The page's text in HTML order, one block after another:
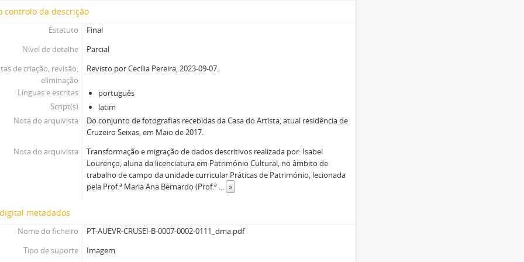
controlo da descrição
Estatuto
Final
Nível de detalhe
Parcial
de criação, revisão,
eliminação
Revisto por Cecília Pereira, 2023-09-07.
Línguas e escritas
português
Script(s)
latim
Nota do arquivista
Do conjunto de fotografias recebidas da Casa do Artista, atual residência de
Cruzeiro Seixas, em Maio de 2017.
Nota do arquivista
Transformação e migração de dados descritivos realizada por: Isabel
Lourenço, aluna da licenciatura em Património Cultural, no âmbito de
trabalho de campo da unidade curricular Práticas de Património, lecionada
pela Prof.ª Maria Ana Bernardo (Prof.ª ... »
metadados
Nome do ficheiro
PT-AUEVR-CRUSEI-B-0007-0002-0111_dma.pdf
Tipo de suporte
Imagem